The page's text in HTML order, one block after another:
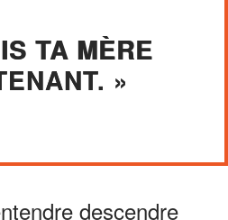
TA MÈRE
»
descendre